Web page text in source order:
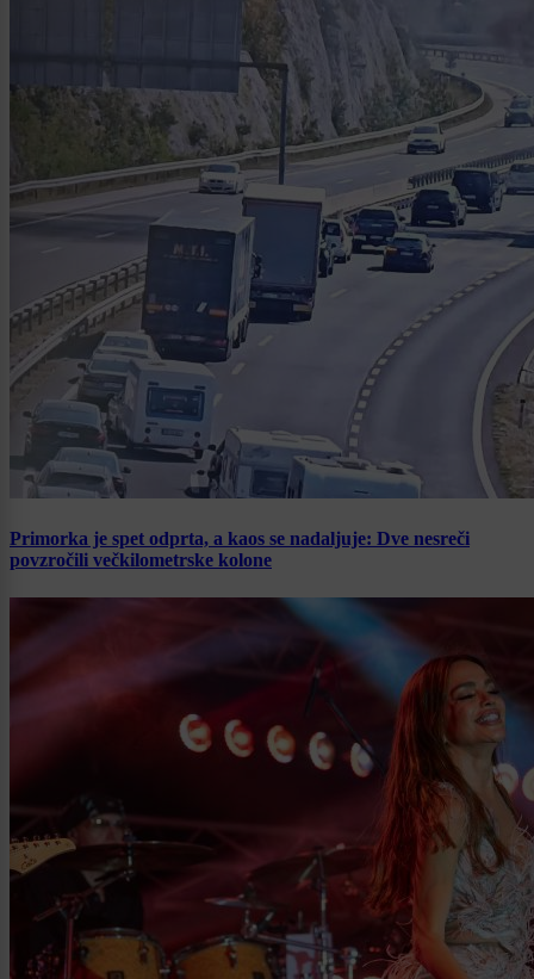
Primorka je spet odprta, a kaos se nadaljuje: Dve nesreči
povzročili večkilometrske kolone